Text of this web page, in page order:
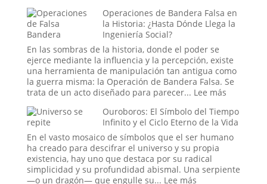
Eléctrica
del
Relato
Bíblico
Secretas
y
Enigmas
Sin
Resolver
de
la
Antigua
Ruta
de
la
Seda
Operaciones de Bandera Falsa en
la Historia: ¿Hasta Dónde Llega la
Ingeniería Social?
En las sombras de la historia, donde el poder se
ejerce mediante la influencia y la percepción, existe
una herramienta de manipulación tan antigua como
la guerra misma: la Operación de Bandera Falsa. Se
trata de un acto diseñado para parecer... Lee más:
de
Bandera
Falsa
Historia:
Ouroboros: El Símbolo del Tiempo
Infinito y el Ciclo Eterno de la Vida
En el vasto mosaico de símbolos que el ser humano
ha creado para descifrar el universo y su propia
existencia, hay uno que destaca por su radical
simplicidad y su profundidad abismal. Una serpiente
—o un dragón— que engulle su... Lee más: